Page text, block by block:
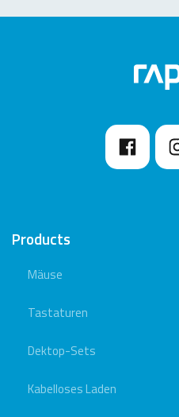
Products
Mäuse
Tastaturen
Dektop-Sets
Kabelloses Laden